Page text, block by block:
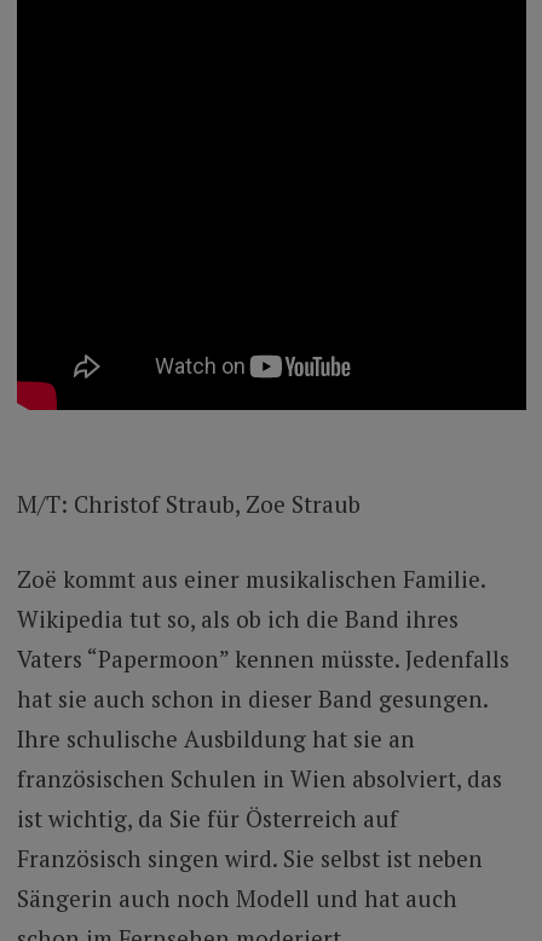
M/T: Christof Straub, Zoe Straub
Zoë kommt aus einer musikalischen Familie.
Wikipedia tut so, als ob ich die Band ihres
Vaters “Papermoon” kennen müsste. Jedenfalls
hat sie auch schon in dieser Band gesungen.
Ihre schulische Ausbildung hat sie an
französischen Schulen in Wien absolviert, das
ist wichtig, da Sie für Österreich auf
Französisch singen wird. Sie selbst ist neben
Sängerin auch noch Modell und hat auch